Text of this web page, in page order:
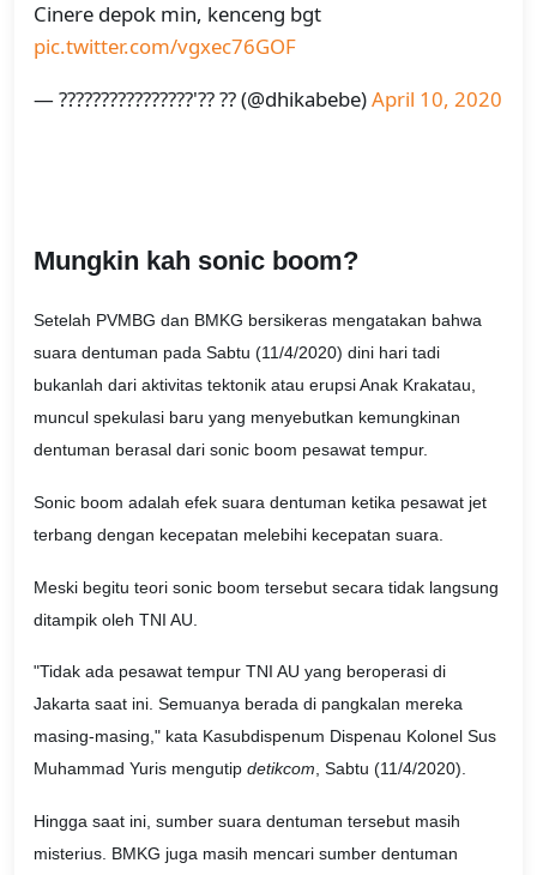
Cinere depok min, kenceng bgt
pic.twitter.com/vgxec76GOF
— ????????????????'?? ?? (@dhikabebe)April 10, 2020
Mungkin kah sonic boom?
Setelah PVMBG dan BMKG bersikeras mengatakan bahwa
suara dentuman pada Sabtu (11/4/2020) dini hari tadi
bukanlah dari aktivitas tektonik atau erupsi Anak Krakatau,
muncul spekulasi baru yang menyebutkan kemungkinan
dentuman berasal dari sonic boom pesawat tempur.
Sonic boom adalah efek suara dentuman ketika pesawat jet
terbang dengan kecepatan melebihi kecepatan suara.
Meski begitu teori sonic boom tersebut secara tidak langsung
ditampik oleh TNI AU.
"Tidak ada pesawat tempur TNI AU yang beroperasi di
Jakarta saat ini. Semuanya berada di pangkalan mereka
masing-masing," kata Kasubdispenum Dispenau Kolonel Sus
Muhammad Yuris mengutip detikcom, Sabtu (11/4/2020).
Hingga saat ini, sumber suara dentuman tersebut masih
misterius. BMKG juga masih mencari sumber dentuman